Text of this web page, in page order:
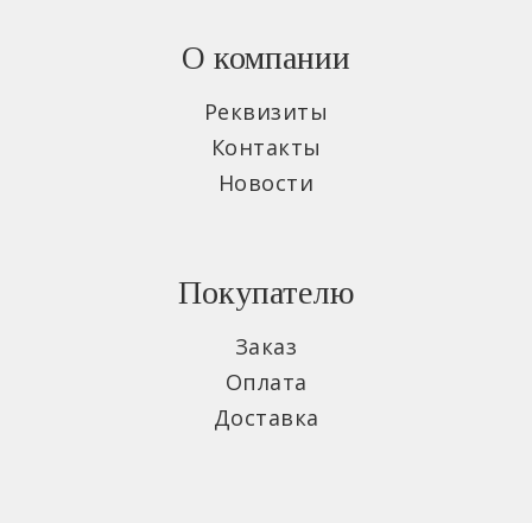
О компании
Реквизиты
Контакты
Новости
Покупателю
Заказ
Оплата
Доставка